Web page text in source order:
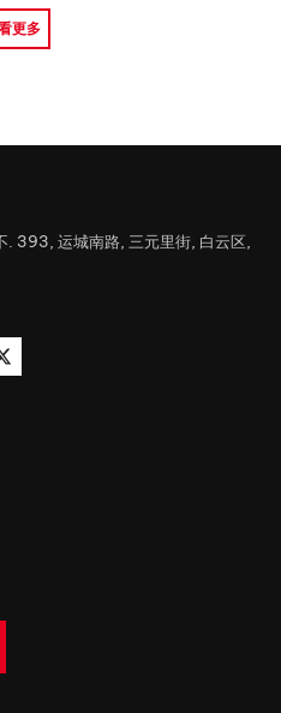
更多
393, 运城南路, 三元里街, 白云区,